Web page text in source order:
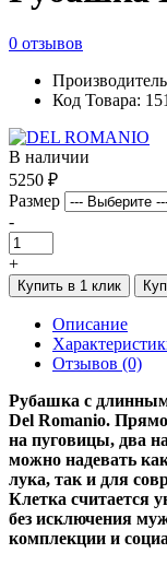
0 отзывов
Код Товара:
В наличии
5250 ₽
Размер
-
+
Купить в 1 клик
Описание
Отзывов (0)
Рубашка с длинным
Del Romanio.
на пуговицы, два
можно надевать
лука, так и для
Клетка считается
без исключения
комплекции и